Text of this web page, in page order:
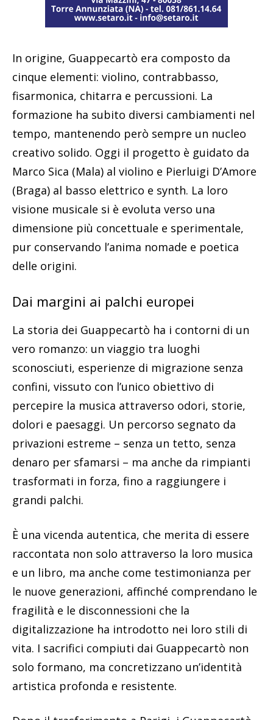
In origine, Guappecartò era composto da
cinque elementi: violino, contrabbasso,
fisarmonica, chitarra e percussioni. La
formazione ha subito diversi cambiamenti nel
tempo, mantenendo però sempre un nucleo
creativo solido. Oggi il progetto è guidato da
Marco Sica (Mala) al violino e Pierluigi D’Amore
(Braga) al basso elettrico e synth. La loro
visione musicale si è evoluta verso una
dimensione più concettuale e sperimentale,
pur conservando l’anima nomade e poetica
delle origini.
Dai margini ai palchi europei
La storia dei Guappecartò ha i contorni di un
vero romanzo: un viaggio tra luoghi
sconosciuti, esperienze di migrazione senza
confini, vissuto con l’unico obiettivo di
percepire la musica attraverso odori, storie,
dolori e paesaggi. Un percorso segnato da
privazioni estreme – senza un tetto, senza
denaro per sfamarsi – ma anche da rimpianti
trasformati in forza, fino a raggiungere i
grandi palchi.
È una vicenda autentica, che merita di essere
raccontata non solo attraverso la loro musica
e un libro, ma anche come testimonianza per
le nuove generazioni, affinché comprendano le
fragilità e le disconnessioni che la
digitalizzazione ha introdotto nei loro stili di
vita. I sacrifici compiuti dai Guappecartò non
solo formano, ma concretizzano un’identità
artistica profonda e resistente.